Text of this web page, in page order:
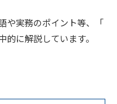
や実務のポイント等、「
的に解説しています。